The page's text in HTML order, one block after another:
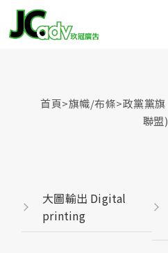
首頁>旗幟/布條>政黨黨旗
聯盟)
大圖輸出 Digital
printing